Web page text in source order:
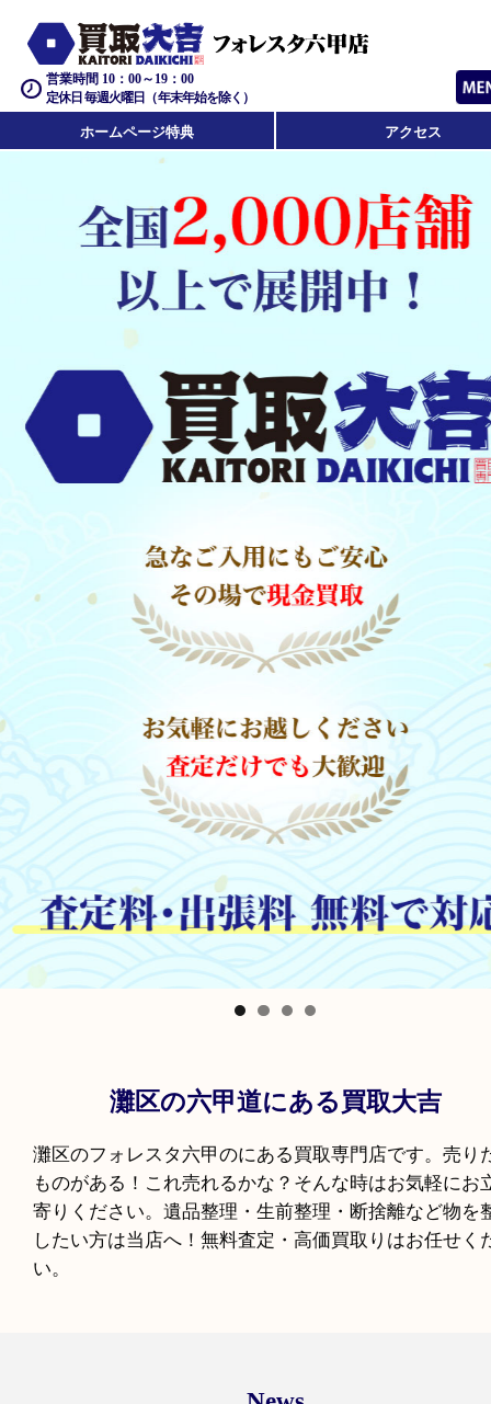
営業時間 10：00～19：00
定休日 毎週火曜日（年末年始を除く）
ホームページ特典 アクセス
灘区の六甲道にある買取大吉
灘区のフォレスタ六甲のにある買取専門店です。
ものがある！これ売れるかな？そんな時はお気軽